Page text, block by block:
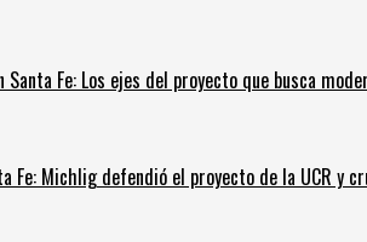
Fe: Los ejes del proyecto que busca
Fe: Michlig defendió el proyecto de la UCR y